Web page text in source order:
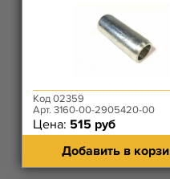
Код 02359
Арт. 3160-00-2905420-00
Цена: 515 руб
Добавить в